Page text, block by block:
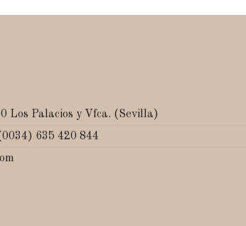
Los Palacios y Vfca. (Sevilla)
635 420 844